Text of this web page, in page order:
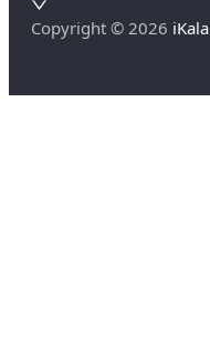
Copyright © 2026 iKala